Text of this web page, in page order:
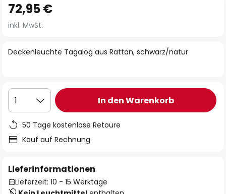
Anfang
der
springen
Deckenleuchte Tagalog aus Rattan, schwarz/natur
72,95 €
inkl. MwSt.
1 In den Warenkorb
50 Tage kostenlose Retoure
Kauf auf Rechnung
Lieferinformationen
Lieferzeit: 10 - 15 Werktage